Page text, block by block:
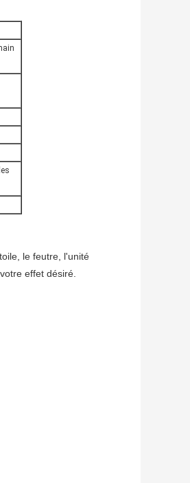
le feutre, l'unité
effet désiré.